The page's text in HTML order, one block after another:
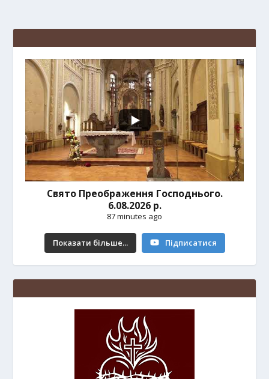
Свято Преображення Господнього.
6.08.2026 р.
87 minutes ago
Показати більше... Підписатися